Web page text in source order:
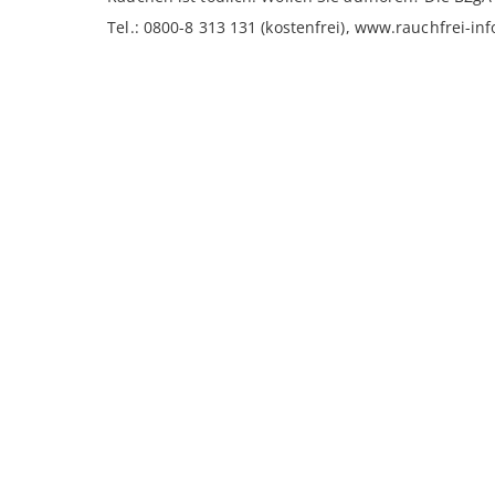
Tel.: 0800-8 313 131 (kostenfrei), www.rauchfrei-